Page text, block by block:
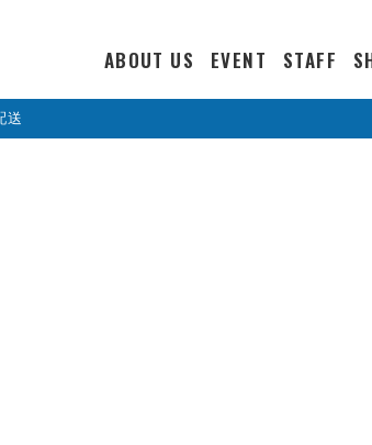
ABOUT US EVENT STAFF
送